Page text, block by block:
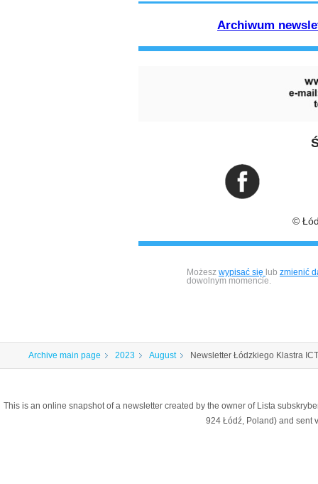
Archiwum
©
Możesz wypisać się lub zmienić
dowolnym momencie.
Archive main page 2023 August Newsletter Łódzkiego Klastra
This is an online snapshot of a newsletter created by the owner of Lista
924 Łódź, Poland) and sent